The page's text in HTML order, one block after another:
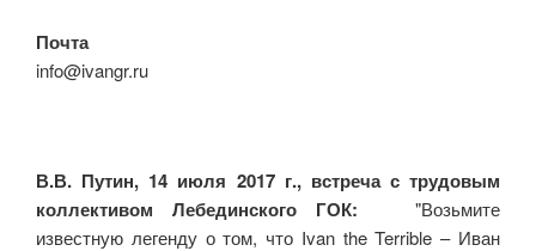
Почта
info@ivangr.ru
В.В. Путин, 14 июля 2017 г., встреча с трудовым
коллективом Лебединского ГОК: "Возьмите
известную легенду о том, что Ivan the Terrible – Иван